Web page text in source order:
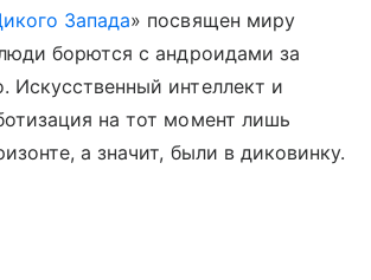
Запада» посвящен миру
борются с андроидами за
Искусственный интеллект и
на тот момент лишь
а значит, были в диковинку.